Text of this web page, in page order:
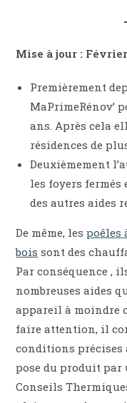
Mise à jour :
Premièrement
MaPrimeRénov’
ans. Après cela
résidences de
Deuxièmement
les foyers fermés
des autres aides
De même, les poêles
bois sont des
Par conséquence ,
nombreuses aides
appareil à moindre
faire attention, il
conditions précises
pose du produit
Conseils